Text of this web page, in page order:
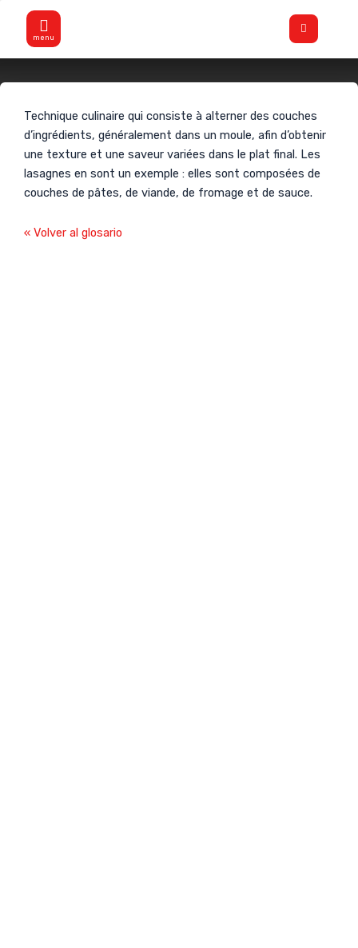
contenu
Flyout
Menu
Technique culinaire qui consiste à alterner des couches
d’ingrédients, généralement dans un moule, afin d’obtenir
une texture et une saveur variées dans le plat final. Les
lasagnes en sont un exemple : elles sont composées de
couches de pâtes, de viande, de fromage et de sauce.
« Volver al glosario